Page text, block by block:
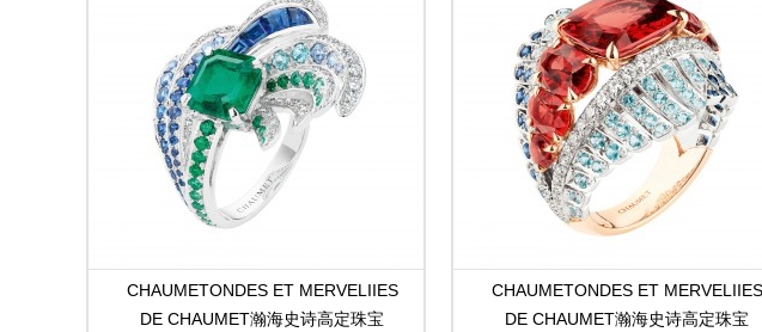
CHAUMETONDES ET MERVELIIES
DE CHAUMET瀚海史诗高定珠宝
CHAUMETONDES ET MERVELIIES
DE CHAUMET瀚海史诗高定珠宝